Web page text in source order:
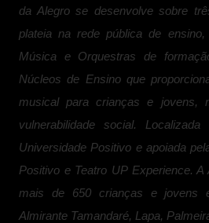
da Alegro se desenvolve sobre
plateia na rede pública de
Música e Orquestras de
Núcleos de Ensino que
musical para crianças e jovens,
vulnerabilidade social.
Universidade Positivo e apoiada
Positivo e Teatro UP Experience. A
mais de 650 crianças e jovens
Almirante Tamandaré, Lapa,